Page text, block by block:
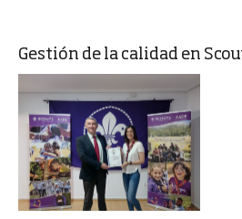
Gestión de la calidad en